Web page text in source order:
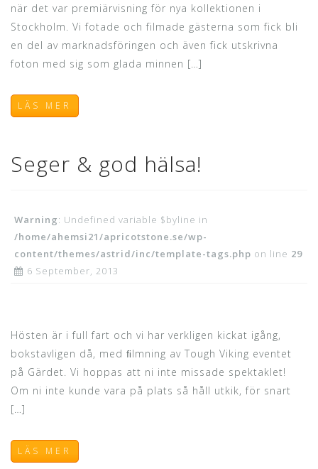
när det var premiärvisning för nya kollektionen i
Stockholm. Vi fotade och filmade gästerna som fick bli
en del av marknadsföringen och även fick utskrivna
foton med sig som glada minnen […]
LÄS MER
Seger & god hälsa!
Warning: Undefined variable $byline in
/home/ahemsi21/apricotstone.se/wp-
content/themes/astrid/inc/template-tags.php on line 29
6 September, 2013
Hösten är i full fart och vi har verkligen kickat igång,
bokstavligen då, med ﬁlmning av Tough Viking eventet
på Gärdet. Vi hoppas att ni inte missade spektaklet!
Om ni inte kunde vara på plats så håll utkik, för snart
[…]
LÄS MER